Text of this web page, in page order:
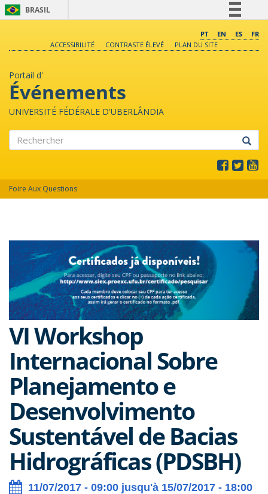
BRASIL
Comunica BR
PT EN ES
FR
ACCESSIBILITÉ
CONTRASTE ÉLEVÉ PLAN DU SITE
Portail d'
Événements
UNIVERSITÉ FÉDÉRALE D'UBERLÂNDIA
Foire Aux Questions
VI Workshop
Internacional Sobre
Planejamento e
Desenvolvimento
Sustentável de Bacias
Hidrográficas (PDSBH)
11/07/2017 - 09:00 jusqu'à 15/07/2017 - 18:00